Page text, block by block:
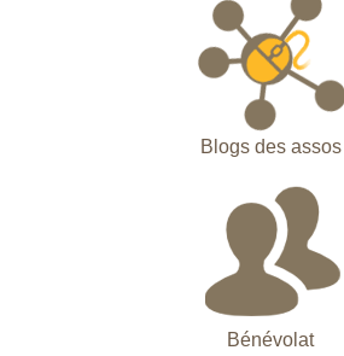
Blogs des assos
Bénévolat